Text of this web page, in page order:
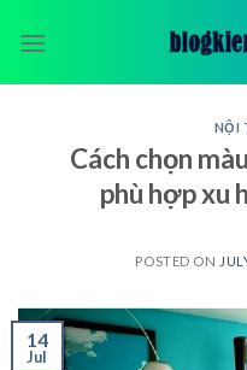
NỘI
Cách chọn
phù hợp xu
POSTED ON
14
Jul